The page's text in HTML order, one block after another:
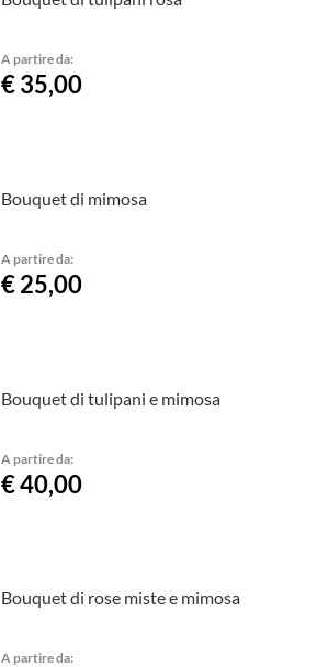
A partire da:
€ 35,00
Bouquet di mimosa
A partire da:
€ 25,00
Bouquet di tulipani e mimosa
A partire da:
€ 40,00
Bouquet di rose miste e mimosa
A partire da: